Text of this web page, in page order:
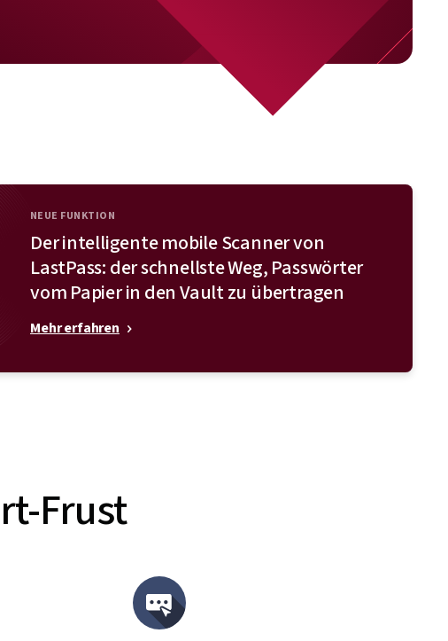
NEUE FUNKTION
Der intelligente mobile Scanner von
LastPass: der schnellste Weg, Passwörter
vom Papier in den Vault zu übertragen
Mehr erfahren
Frust